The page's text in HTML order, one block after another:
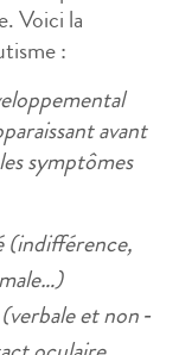
Voici la
:
avant
symptômes
(indifférence,
et non ‐